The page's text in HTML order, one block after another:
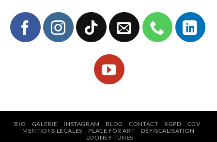
BIO GALERIE INSTAGRAM BLOG CONTACT RGPD
CGV
MENTIONS LÉGALES
PLACE FOR ART
DÉFISCALISATION
LOONEY TUNES